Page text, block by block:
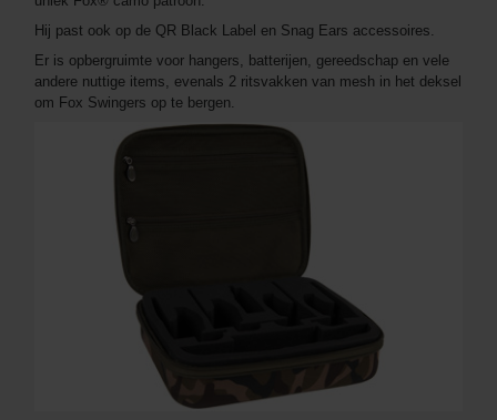
Hij past ook op de QR Black Label en Snag Ears accessoires.
Er is opbergruimte voor hangers, batterijen, gereedschap en vele
andere nuttige items, evenals 2 ritsvakken van mesh in het deksel
om Fox Swingers op te bergen.